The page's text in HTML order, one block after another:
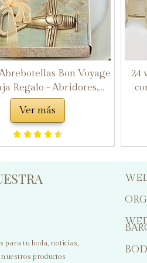
Bon Voyage
Regalo - Abridores,
Abrebotellas, Abre
para Detalles de Bodas
Baratos, Avión,
Avioneta. Detalles para
Ver más
24
para tu boda, noticias,
productos